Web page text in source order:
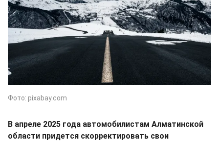
Фото: pixabay.com
В апреле 2025 года автомобилистам Алматинской
области придется скорректировать свои